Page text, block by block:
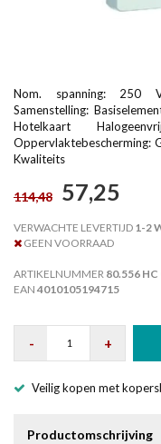
Nom. spanning: 250
Samenstelling:
Hotelkaart
Oppervlaktebescherming:
Kwaliteits
114,48 57,25
VERWACHTE LEVERTIJD 1-2
GEEN VOORRAAD
ARTIKELNUMMER 80.556 HC
EAN 4010105194715
- +
Veilig kopen met
Productomschrijving